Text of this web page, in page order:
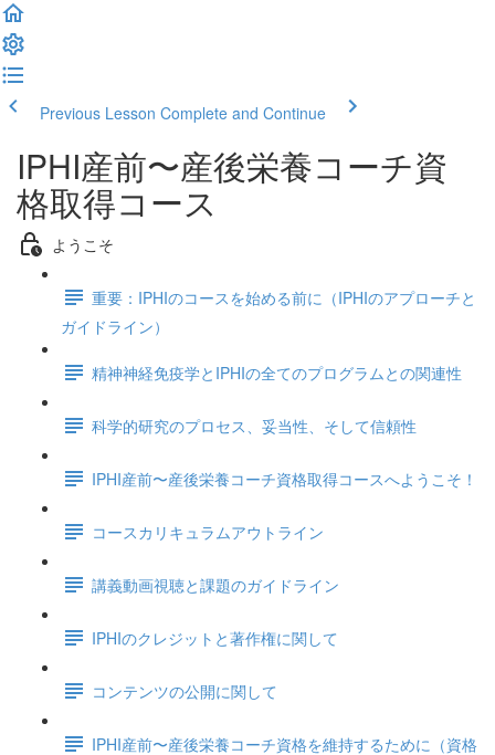
Previous Lesson Complete and Continue
IPHI産前〜産後栄養コーチ資
格取得コース
ようこそ
重要：IPHIのコースを始める前に（IPHIのアプローチと
ガイドライン）
精神神経免疫学とIPHIの全てのプログラムとの関連性
科学的研究のプロセス、妥当性、そして信頼性
IPHI産前〜産後栄養コーチ資格取得コースへようこそ！
コースカリキュラムアウトライン
講義動画視聴と課題のガイドライン
IPHIのクレジットと著作権に関して
コンテンツの公開に関して
IPHI産前〜産後栄養コーチ資格を維持するために（資格